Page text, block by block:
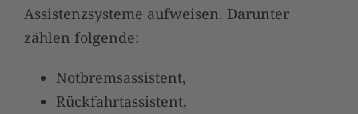
Assistenzsysteme aufweisen. Darunter
zählen folgende:
Notbremsassistent,
Rückfahrtassistent,